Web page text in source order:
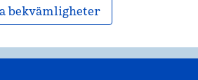
bekvämligheter